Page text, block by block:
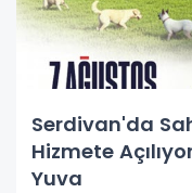
Serdivan'da
Hizmete
Yuva